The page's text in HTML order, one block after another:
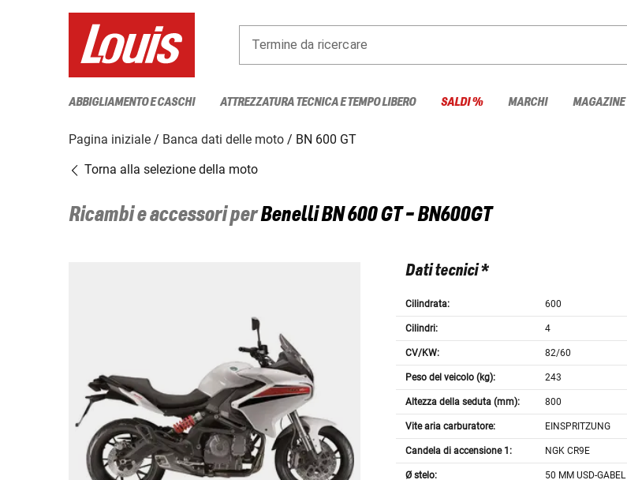
Termine da ricercare
ABBIGLIAMENTO E CASCHI ATTREZZATURA TECNICA E TEMPO LIBERO SALDI % MARCHI MAGAZINE
Pagina iniziale Banca dati delle moto
BN 600 GT
Torna alla selezione della moto
Ricambi e accessori perBenelliBN 600 GT - BN600GT
Dati tecnici *
Cilindrata: 600
Cilindri: 4
CV/KW: 82/60
Peso del veicolo (kg): 243
Altezza della seduta (mm): 800
Vite aria carburatore: EINSPRITZUNG
Candela di accensione 1: NGK CR9E
Ø stelo: 50 MM USD-GABEL